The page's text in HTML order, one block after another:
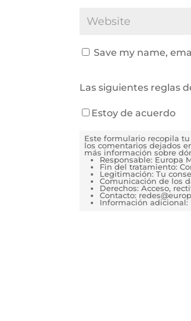
Save my name,
Las siguientes reglas
Estoy de acuerdo
Este formulario recopila
los comentarios dejados
más información sobre
Responsable: Europa
Fin del tratamiento:
Legitimación: Tu
Comunicación de los
Derechos: Acceso,
Contacto:
Información adicional: